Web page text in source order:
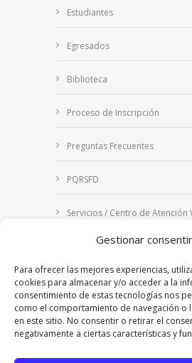
Gestionar
Para ofrecer las mejores experiencias,
cookies para almacenar y/o acceder a la
consentimiento de estas tecnologías nos
como el comportamiento de navegación o
en este sitio. No consentir o retirar el
negativamente a ciertas características y
Estudiantes
Egresados
Biblioteca
Proceso de Inscripción
Preguntas Frecuentes
PQRSFD
Servicios / Centro de Atención
Correo Institucional
Notificaciones judiciales